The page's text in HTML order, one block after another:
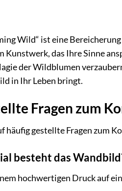
Wild“ ist eine
Kunstwerk, das Ihre Sinne
der Wildblumen
in Ihr Leben bringt.
Fragen zum
gestellte Fragen zum
besteht das
hochwertigen Druck auf